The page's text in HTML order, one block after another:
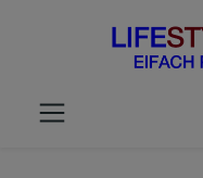
springen